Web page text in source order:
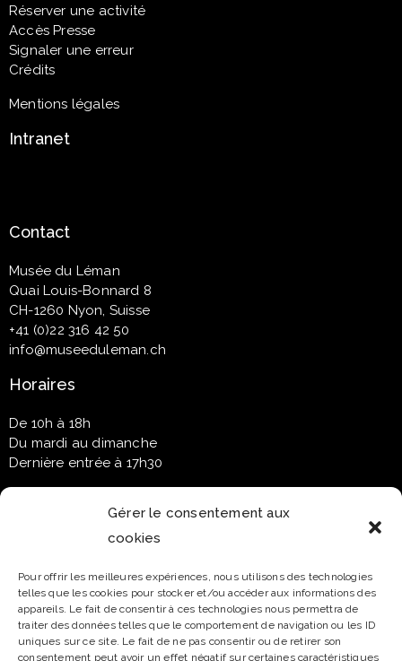
Gérer le consentement aux
cookies
Pour offrir les meilleures expériences, nous utilisons des technologies
telles que les cookies pour stocker et/ou accéder aux informations des
appareils. Le fait de consentir à ces technologies nous permettra de
traiter des données telles que le comportement de navigation ou les ID
uniques sur ce site. Le fait de ne pas consentir ou de retirer son
consentement peut avoir un effet négatif sur certaines caractéristiques
Réserver une activité
Accès Presse
Signaler une erreur
Crédits
Mentions légales
Intranet
Contact
Musée du Léman
Quai Louis-Bonnard 8
CH-1260 Nyon, Suisse
+41 (0)22 316 42 50
info@museeduleman.ch
Horaires
De 10h à 18h
Du mardi au dimanche
Dernière entrée à 17h30
Email*